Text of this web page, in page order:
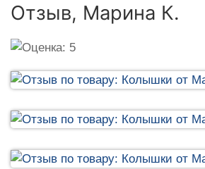
Отзыв, Марина К.